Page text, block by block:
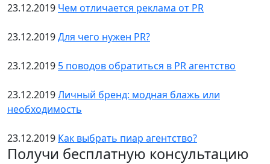
23.12.2019 Чем отличается реклама от PR
23.12.2019Для чего нужен PR?
23.12.2019 5 поводов обратиться в PR агентство
23.12.2019Личный бренд: модная блажь или
необходимость
23.12.2019 Как выбрать пиар агентство?
Получи бесплатную консультацию